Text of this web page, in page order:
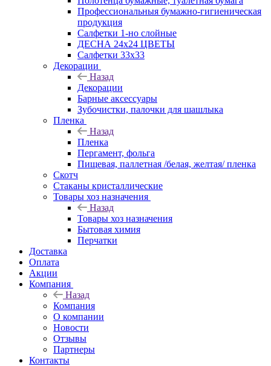
Профессиональныя бумажно-гигиеническая
продукция
Салфетки 1-но слойные
ДЕСНА 24х24 ЦВЕТЫ
Салфетки 33х33
Декорации
Назад
Декорации
Барные аксессуары
Зубочистки, палочки для шашлыка
Пленка
Назад
Пленка
Пергамент, фольга
Пищевая, паллетная /белая, желтая/ пленка
Скотч
Стаканы кристаллические
Товары хоз назначения
Назад
Товары хоз назначения
Бытовая химия
Перчатки
Доставка
Оплата
Акции
Компания
Назад
Компания
О компании
Новости
Отзывы
Партнеры
Контакты